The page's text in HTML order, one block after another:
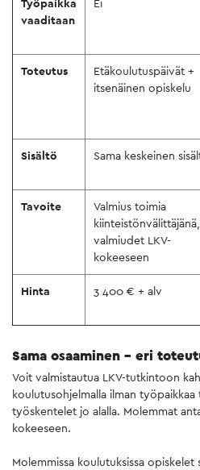
vaaditaan
Toteutus
Etäkoulutuspäivät +
itsenäinen opiskelu
Sisältö Sama keskeinen
Tavoite
Valmius toimia
kiinteistönvälittäjänä,
valmiudet LKV-
kokeeseen
Hinta 3 400 € + alv
Sama osaaminen – eri
Voit valmistautua LKV-tutkintoon
koulutusohjelmalla ilman
työskentelet jo alalla. Molemmat
kokeeseen.
Molemmissa koulutuksissa opiskelet